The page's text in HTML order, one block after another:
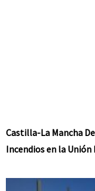
Castilla-La Mancha
Incendios en la Unión